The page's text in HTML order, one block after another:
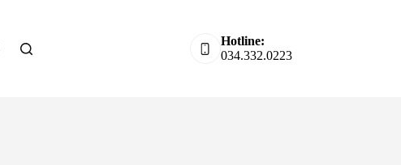
Hotline:
034.332.0223